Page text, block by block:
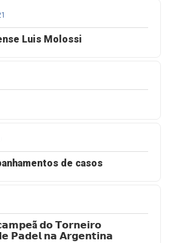
Luis Molossi
de casos
𝗱𝗼 𝗧𝗼𝗿𝗻𝗲𝗶𝗿𝗼
𝗣𝗮𝗱𝗲𝗹 𝗻𝗮 𝗔𝗿𝗴𝗲𝗻𝘁𝗶𝗻𝗮